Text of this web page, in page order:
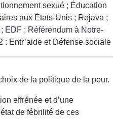
sexué ; Éducation
aux États-Unis ; Rojava ;
; EDF ; Référendum à Notre-
: Entr’aide et Défense sociale
de la politique de la peur.
effrénée et d’une
de fébrilité de ces